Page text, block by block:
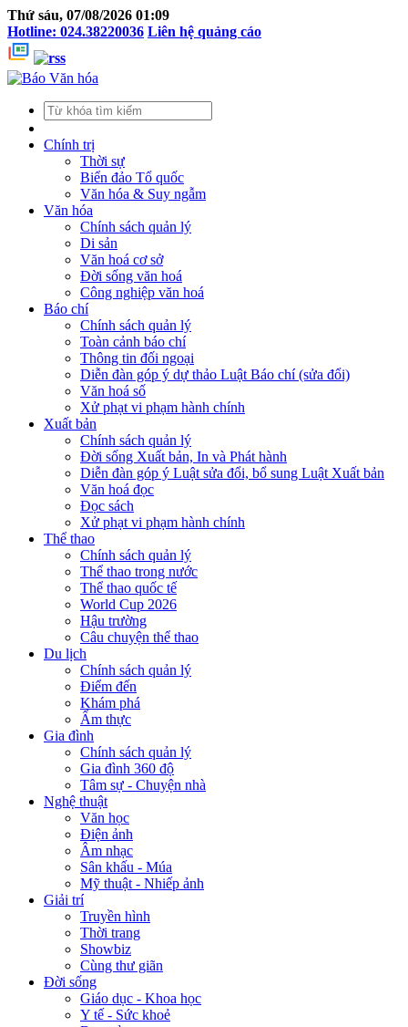
Thứ sáu, 07/08/2026 01:09
Hotline: 024.38220036 Liên hệ quảng cáo
Chính trị
Thời sự
Biển đảo Tổ quốc
Văn hóa & Suy ngẫm
Văn hóa
Chính sách quản lý
Di sản
Văn hoá cơ sở
Đời sống văn hoá
Công nghiệp văn hoá
Báo chí
Chính sách quản lý
Toàn cảnh báo chí
Thông tin đối ngoại
Diễn đàn góp ý dự thảo Luật Báo chí (sửa đổi)
Văn hoá số
Xử phạt vi phạm hành chính
Xuất bản
Chính sách quản lý
Đời sống Xuất bản, In và Phát hành
Diễn đàn góp ý Luật sửa đổi, bổ sung Luật Xuất bản
Văn hoá đọc
Đọc sách
Xử phạt vi phạm hành chính
Thể thao
Chính sách quản lý
Thể thao trong nước
Thể thao quốc tế
World Cup 2026
Hậu trường
Câu chuyện thể thao
Du lịch
Chính sách quản lý
Điểm đến
Khám phá
Ẩm thực
Gia đình
Chính sách quản lý
Gia đình 360 độ
Tâm sự - Chuyện nhà
Nghệ thuật
Văn học
Điện ảnh
Âm nhạc
Sân khấu - Múa
Mỹ thuật - Nhiếp ảnh
Giải trí
Truyền hình
Thời trang
Showbiz
Cùng thư giãn
Đời sống
Giáo dục - Khoa học
Y tế - Sức khoẻ